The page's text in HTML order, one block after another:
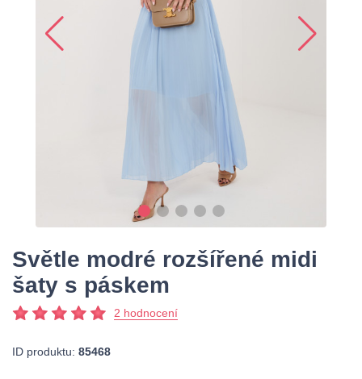
Světle modré rozšířené midi
šaty s páskem
2 hodnocení
ID produktu: 85468